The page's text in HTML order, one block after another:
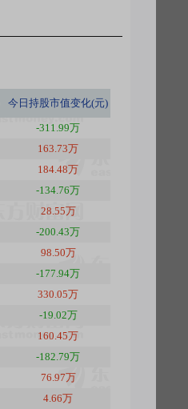
今日 持股市值变化(元)
-311.99万
163.73万
184.48万
-134.76万
28.55万
-200.43万
98.50万
-177.94万
330.05万
-19.02万
160.45万
-182.79万
76.97万
4.66万